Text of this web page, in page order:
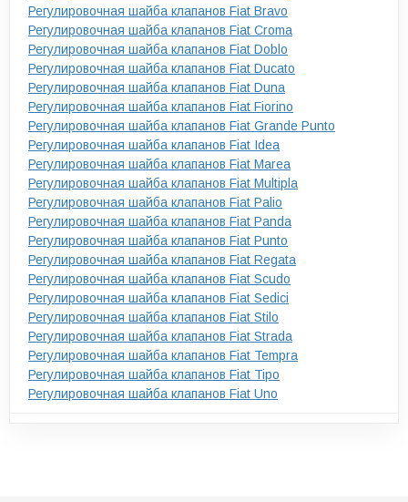
Регулировочная шайба клапанов Fiat Bravo
Регулировочная шайба клапанов Fiat Croma
Регулировочная шайба клапанов Fiat Doblo
Регулировочная шайба клапанов Fiat Ducato
Регулировочная шайба клапанов Fiat Duna
Регулировочная шайба клапанов Fiat Fiorino
Регулировочная шайба клапанов Fiat Grande Punto
Регулировочная шайба клапанов Fiat Idea
Регулировочная шайба клапанов Fiat Marea
Регулировочная шайба клапанов Fiat Multipla
Регулировочная шайба клапанов Fiat Palio
Регулировочная шайба клапанов Fiat Panda
Регулировочная шайба клапанов Fiat Punto
Регулировочная шайба клапанов Fiat Regata
Регулировочная шайба клапанов Fiat Scudo
Регулировочная шайба клапанов Fiat Sedici
Регулировочная шайба клапанов Fiat Stilo
Регулировочная шайба клапанов Fiat Strada
Регулировочная шайба клапанов Fiat Tempra
Регулировочная шайба клапанов Fiat Tipo
Регулировочная шайба клапанов Fiat Uno